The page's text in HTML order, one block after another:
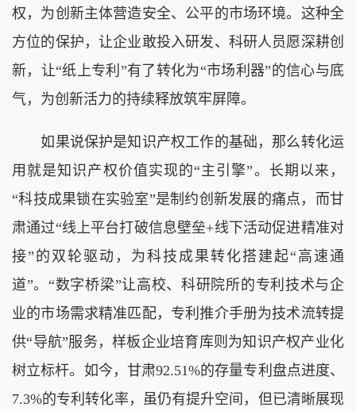
权，为创新主体营造安全、公平的市场环境。这种全
方位的保护，让企业敢投入研发、科研人员愿深耕创
新，让“纸上专利”有了转化为“市场利器”的信心与底
气，为创新活力的持续释放筑牢屏障。
如果说保护是知识产权工作的基础，那么转化运
用就是知识产权价值实现的“主引擎”。长期以来，
“科技成果锁在实验室”是制约创新发展的痛点，而甘
肃通过“线上平台打破信息壁垒+线下活动促进精准对
接”的双轮驱动，为科技成果转化搭建起“高速通
道”。“数字桥梁”让高校、科研院所的专利技术与企
业的市场需求精准匹配，专利推介手册为技术流转提
供“导航”服务，样板企业培育库则为知识产权产业化
树立标杆。如今，甘肃92.51%的存量专利盘点进度、
7.3%的专利转化率，虽仍有提升空间，但已清晰展现